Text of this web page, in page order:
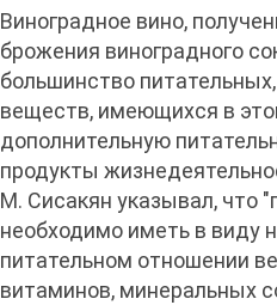
Виноградное вино,
брожения виноградного
большинство
веществ, имеющихся в
дополнительную
продукты
М. Сисакян указывал, что
необходимо иметь в виду
питательном отношении
витаминов, минеральных